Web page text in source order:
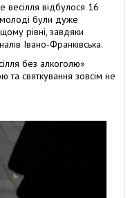
відбулося 16
молоді були дуже
рівні, завдяки
Івано-Франківська.
без алкоголю»
та святкування зовсім не